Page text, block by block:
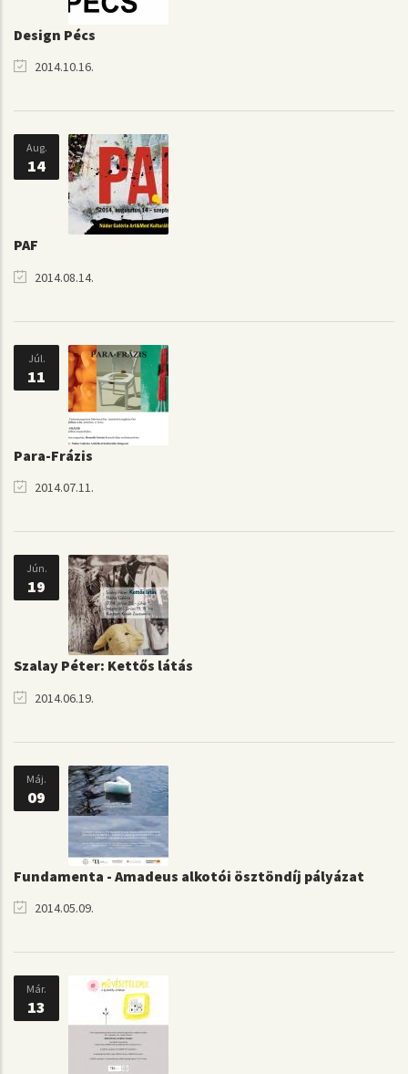
Design Pécs
2014.10.16.
Aug.
14
PAF
2014.08.14.
Júl.
11
Para-Frázis
2014.07.11.
Jún.
19
Szalay Péter: Kettős látás
2014.06.19.
Máj.
09
Fundamenta - Amadeus alkotói ösztöndíj pályázat
2014.05.09.
Már.
13